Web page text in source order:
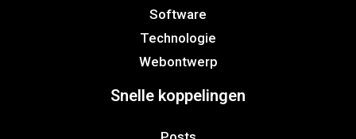
Software
Technologie
Webontwerp
Snelle koppelingen